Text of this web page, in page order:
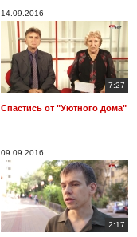
14.09.2016
7:27
Спастись от "Уютного дома"
09.09.2016
2:17